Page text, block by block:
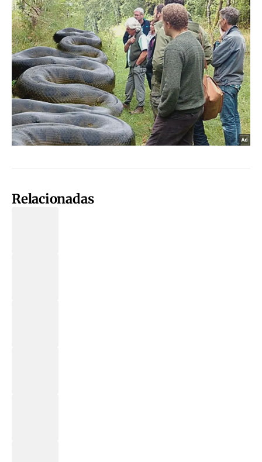
Relacionadas